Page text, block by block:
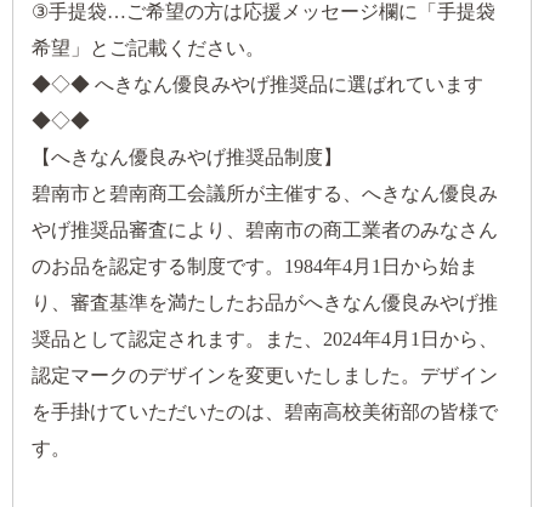
③手提袋…ご希望の方は応援メッセージ欄に「手提袋
希望」とご記載ください。
◆◇◆ へきなん優良みやげ推奨品に選ばれています
◆◇◆
【へきなん優良みやげ推奨品制度】
碧南市と碧南商工会議所が主催する、へきなん優良み
やげ推奨品審査により、碧南市の商工業者のみなさん
のお品を認定する制度です。1984年4月1日から始ま
り、審査基準を満たしたお品がへきなん優良みやげ推
奨品として認定されます。また、2024年4月1日から、
認定マークのデザインを変更いたしました。デザイン
を手掛けていただいたのは、碧南高校美術部の皆様で
す。